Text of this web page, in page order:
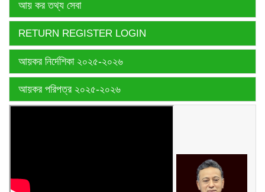
আয় কর তথ্য সেবা
RETURN REGISTER LOGIN
আয়কর নির্দেশিকা ২০২৫-২০২৬
আয়কর পরিপত্র ২০২৫-২০২৬